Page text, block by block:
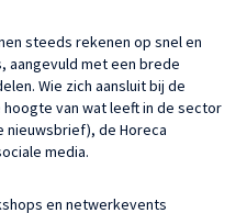
steeds rekenen op snel en
aangevuld met een brede
Wie zich aansluit bij de
van wat leeft in de sector
nieuwsbrief), de Horeca
media.
en netwerkevents